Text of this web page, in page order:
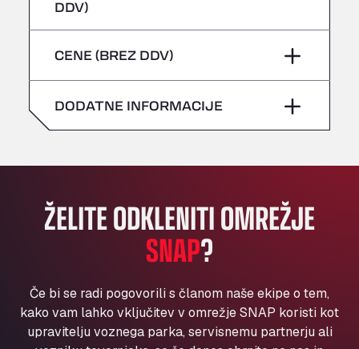
Bühlwiesenweg 15, 72221
Klaverbladstaat 21, 3560
American Truck Wash
Av. des Etats-Unis 90, 6041
Andamur Guarroman
Andamur La Junquera
Andamur Pamplona
A-15 Salida Imarcoain, 31119
Andamur San Roman II
Anglia Motel
Washway Road, PE12 8LT
Anpol Sp. z o.o.
sobota –
sobota –
DDV)
CENE (BREZ DDV)
DODATNE INFORMACIJE
ŽELITE ODKLENITI OMREŽJE
SNAP?
Če bi se radi pogovorili s članom naše ekipe o tem,
kako vam lahko vključitev v omrežje SNAP koristi kot
upravitelju voznega parka, servisnemu partnerju ali